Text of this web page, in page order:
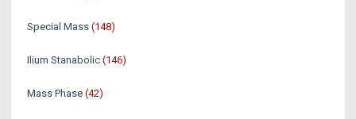
Special Mass (148)
Ilium Stanabolic (146)
Mass Phase (42)